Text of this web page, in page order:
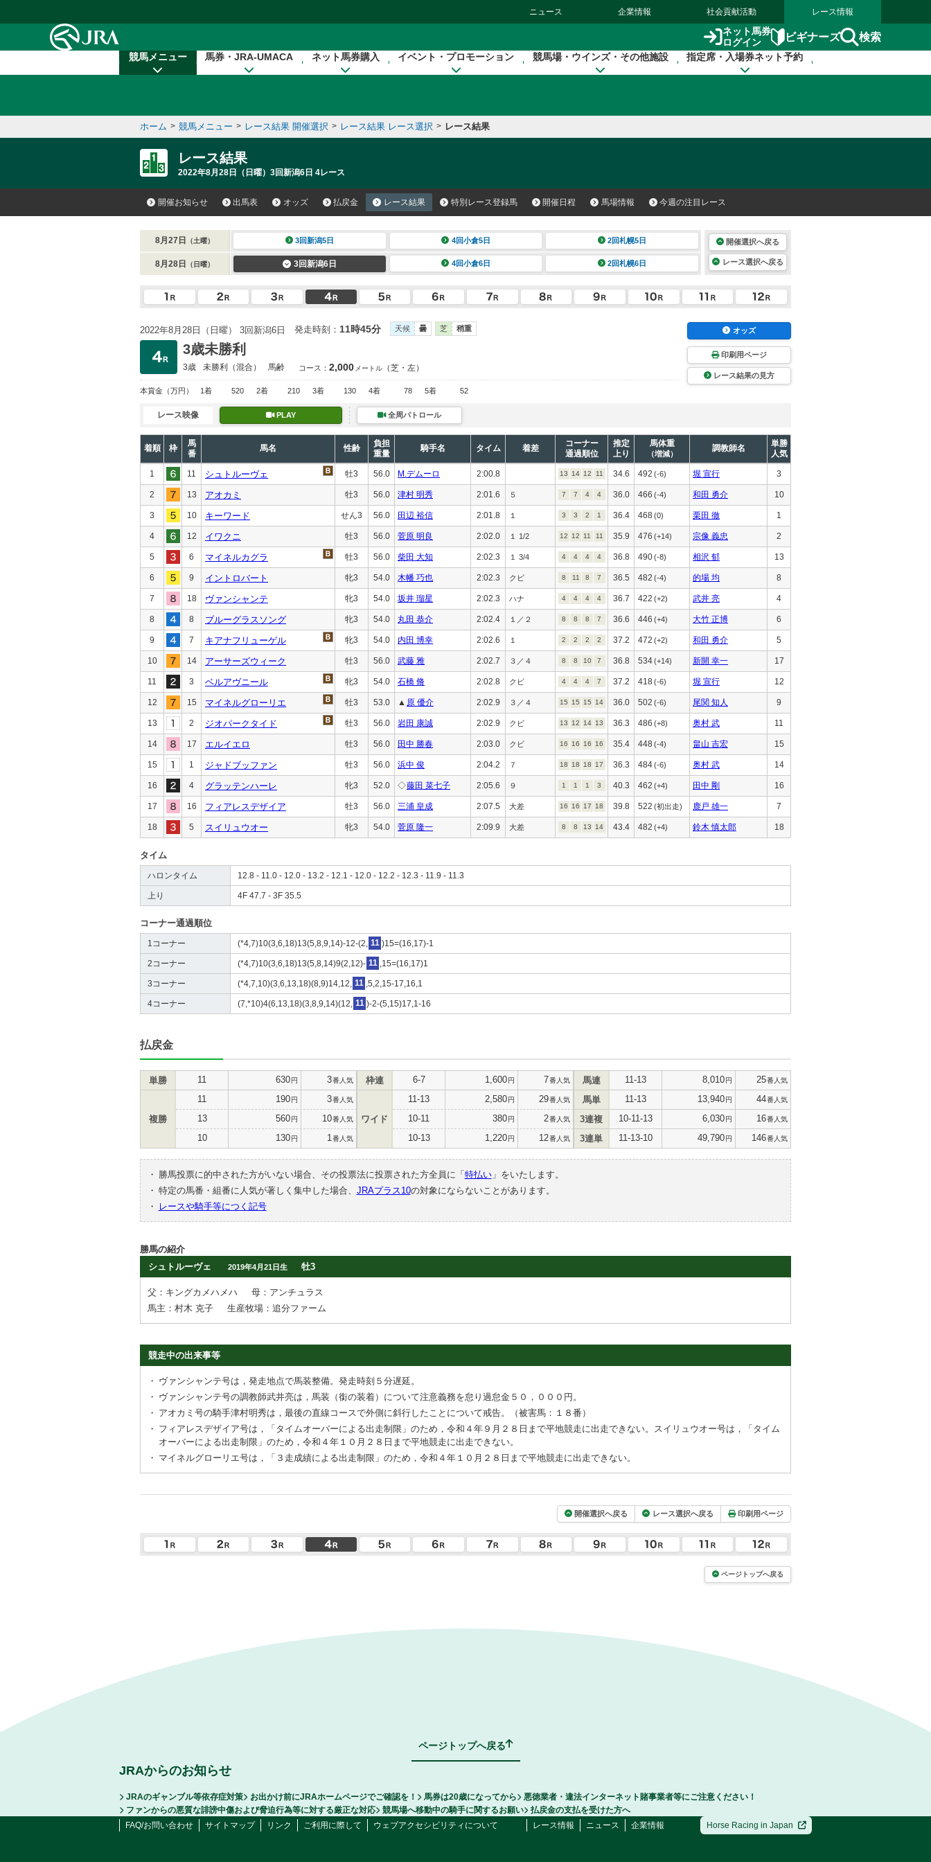
ニュース 企業情報 社会貢献活動 レース情報
ネット馬券
ログイン
ビギナーズ 検索
競馬メニュー 馬券・JRA-UMACA ネット馬券購入 イベント・プロモーション 競馬場・ウインズ・その他施設 指定席・入場券ネット予約
ホーム > 競馬メニュー > レース結果 開催選択 > レース結果 レース選択 > レース結果
レース結果
2022年8月28日（日曜）3回新潟6日 4レース
開催お知らせ 出馬表 オッズ 払戻金 レース結果 特別レース登録馬 開催日程 馬場情報 今週の注目レース
8月27日 （土曜） 3回新潟5日 4回小倉5日 2回札幌5日
8月28日 （日曜） 3回新潟6日 4回小倉6日 2回札幌6日
開催選択へ戻る
レース選択へ戻る
2022年8月28日（日曜） 3回新潟6日 発走時刻： 11時45分 天候 曇 芝 稍重
3歳未勝利
3歳 未勝利 （混合） 馬齢 コース： 2,000 メートル （芝・左）
本賞金 （万円） 1着 520 2着 210 3着 130 4着 78 5着 52
オッズ
印刷用ページ
レース結果の見方
レース映像 PLAY 全周パトロール
着順 枠
馬
番
馬名 性齢
負担
重量
騎手名 タイム 着差
コーナー
通過順位
推定
上り
馬体重
（増減）
調教師名
単勝
人気
1 11 シュトルーヴェ 牡3 56.0 M.デムーロ 2:00.8 13 14 12 11 34.6 492 (-6) 堀 宣行 3
2 13 アオカミ 牡3 56.0 津村 明秀 2:01.6 ５ 7 7 4 4 36.0 466 (-4) 和田 勇介 10
3 10 キーワード せん3 56.0 田辺 裕信 2:01.8 １ 3 3 2 1 36.4 468(0) 栗田 徹 1
4 12 イワクニ 牡3 56.0 菅原 明良 2:02.0 １ 1/2 12 12 11 11 35.9 476 (+14) 宗像 義忠 2
5 6 マイネルカグラ 牡3 56.0 柴田 大知 2:02.3 １ 3/4 4 4 4 4 36.8 490(-8) 相沢 郁 13
6 9 イントロバート 牝3 54.0 木幡 巧也 2:02.3 クビ 8 11 8 7 36.5 482 (-4) 的場 均 8
7 18 ヴァンシャンテ 牝3 54.0 坂井 瑠星 2:02.3 ハナ 4 4 4 4 36.7 422 (+2) 武井 亮 4
8 8 ブルーグラスソング 牝3 54.0 丸田 恭介 2:02.4 １／２ 8 8 8 7 36.6 446 (+4) 大竹 正博 6
9 7 キアナフリューゲル 牝3 54.0 内田 博幸 2:02.6 １ 2 2 2 2 37.2 472 (+2) 和田 勇介 5
10 14 アーサーズウィーク 牡3 56.0 武藤 雅 2:02.7 ３／４ 8 8 10 7 36.8 534(+14) 新開 幸一 17
11 3 ベルアヴニール 牝3 54.0 石橋 脩 2:02.8 クビ 4 4 4 7 37.2 418(-6) 堀 宣行 12
12 15 マイネルグローリエ 牡3 53.0 ▲ 原 優介 2:02.9 ３／４ 15 15 15 14 36.0 502 (-6) 尾関 知人 9
13 2 ジオパークタイド 牡3 56.0 岩田 康誠 2:02.9 クビ 13 12 14 13 36.3 486 (+8) 奥村 武 11
14 17 エルイエロ 牡3 56.0 田中 勝春 2:03.0 クビ 16 16 16 16 35.4 448 (-4) 畠山 吉宏 15
15 1 ジャドブッファン 牡3 56.0 浜中 俊 2:04.2 ７ 18 18 18 17 36.3 484(-6) 奥村 武 14
16 4 グラッテンハーレ 牝3 52.0 ◇藤田 菜七子 2:05.6 ９ 1 1 1 3 40.3 462 (+4) 田中 剛 16
17 16 フィアレスデザイア 牡3 56.0 三浦 皇成 2:07.5 大差 16 16 17 18 39.8 522 (初出走) 鹿戸 雄一 7
18 5 スイリュウオー 牝3 54.0 菅原 隆一 2:09.9 大差 8 8 13 14 43.4 482 (+4) 鈴木 慎太郎 18
タイム
ハロンタイム 12.8 - 11.0 - 12.0 - 13.2 - 12.1 - 12.0 - 12.2 - 12.3 - 11.9 - 11.3
上り 4F 47.7 - 3F 35.5
コーナー通過順位
1コーナー (*4,7)10(3,6,18)13(5,8,9,14)-12-(2, 11 )15=(16,17)-1
2コーナー (*4,7)10(3,6,18)13(5,8,14)9(2,12)- 11 ,15=(16,17)1
3コーナー (*4,7,10)(3,6,13,18)(8,9)14,12, 11 ,5,2,15-17,16,1
4コーナー (7,*10)4(6,13,18)(3,8,9,14)(12, 11 )-2-(5,15)17,1-16
払戻金
単勝 11 630円 3番人気
複勝
11 190円 3番人気
13 560円 10番人気
10 130円 1 番人気
枠連 6-7 1,600円 7番人気
ワイド
11-13 2,580円 29番人気
10-11 380円 2番人気
10-13 1,220円 12番人気
馬連 11-13 8,010円 25番人気
馬単 11-13 13,940円 44番人気
3連複 10-11-13 6,030円 16番人気
3連単 11-13-10 49,790円 146番人気
・ 勝馬投票に的中された方がいない場合、その投票法に投票された方全員に「 特払い」をいたします。
・ 特定の馬番・組番に人気が著しく集中した場合、 JRAプラス10の対象にならないことがあります。
・
レースや騎手等につく記号
勝馬の紹介
シュトルーヴェ
2019年4月21日生 牡3
父：キングカメハメハ
母：アンチュラス
馬主：村木 克子
生産牧場：追分ファーム
競走中の出来事等
・ ヴァンシャンテ号は，発走地点で馬装整備。発走時刻５分遅延。
・ ヴァンシャンテ号の調教師武井亮は，馬装（銜の装着）について注意義務を怠り過怠金５０，０００円。
・ アオカミ号の騎手津村明秀は，最後の直線コースで外側に斜行したことについて戒告。（被害馬：１８番）
・ フィアレスデザイア号は，「タイムオーバーによる出走制限」のため，令和４年９月２８日まで平地競走に出走できない。スイリュウオー号は，「タイム
オーバーによる出走制限」のため，令和４年１０月２８日まで平地競走に出走できない。
・ マイネルグローリエ号は，「３走成績による出走制限」のため，令和４年１０月２８日まで平地競走に出走できない。
開催選択へ戻る レース選択へ戻る 印刷用ページ
ページトップへ戻る
ページトップへ戻る
JRAからのお知らせ
JRAのギャンブル等依存症対策 お出かけ前にJRAホームページでご確認を！ 馬券は20歳になってから
悪徳業者・違法インターネット賭事業者等にご注意ください！
ファンからの悪質な誹謗中傷および脅迫行為等に対する厳正な対応
競馬場へ移動中の騎手に関するお願い
払戻金の支払を受けた方へ
FAQ/お問い合わせ
サイトマップ リンク ご利用に際して ウェブアクセシビリティについて レース情報 ニュース 企業情報 Horse Racing in Japan